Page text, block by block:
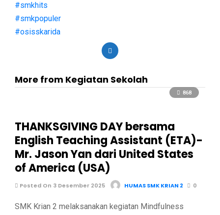
#smkhits
#smkpopuler
#osisskarida
More from Kegiatan Sekolah
868
THANKSGIVING DAY bersama
English Teaching Assistant (ETA)-
Mr. Jason Yan dari United States
of America (USA)
Posted On 3 Desember 2025 HUMAS SMK KRIAN 2 0
SMK Krian 2 melaksanakan kegiatan Mindfulness